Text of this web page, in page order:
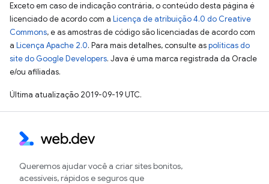
Exceto em caso de indicação contrária, o conteúdo desta página é
licenciado de acordo com a Licença de atribuição 4.0 do Creative
Commons, e as amostras de código são licenciadas de acordo com
a Licença Apache 2.0. Para mais detalhes, consulte aspolíticas do
site do Google Developers. Java é uma marca registrada da Oracle
e/ou afiliadas.
Última atualização 2019-09-19 UTC.
Queremos ajudar você a criar sites bonitos,
acessíveis, rápidos e seguros que